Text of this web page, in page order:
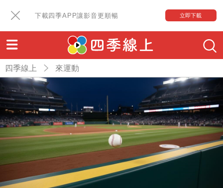
下載四季APP讓影音更順暢 立即下載
四季線上 來運動